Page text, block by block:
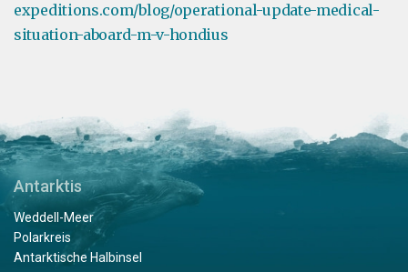
expeditions.com/blog/operational-update-medical-
situation-aboard-m-v-hondius
Antarktis
Weddell-Meer
Polarkreis
Antarktische Halbinsel